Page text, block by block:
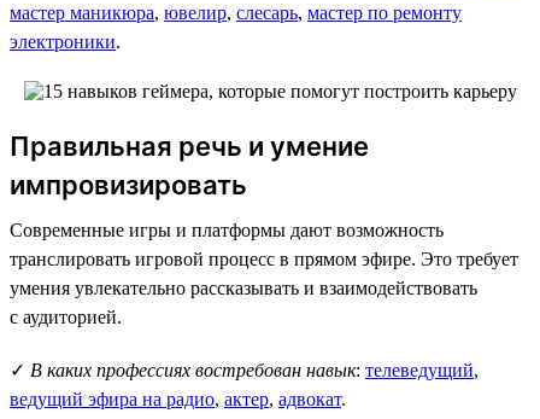
мастер маникюра, ювелир, слесарь, мастер по ремонту
электроники.
Правильная речь и умение
импровизировать
Современные игры и платформы дают возможность
транслировать игровой процесс в прямом эфире. Это требует
умения увлекательно рассказывать и взаимодействовать
с аудиторией.
✓ В каких профессиях востребован навык: телеведущий,
ведущий эфира на радио, актер, адвокат.